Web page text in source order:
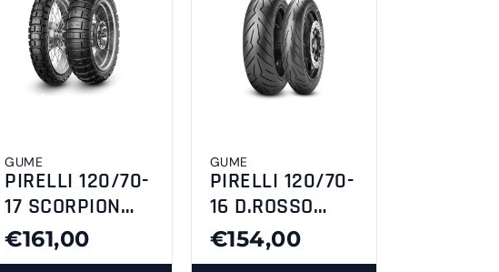
GUME
PIRELLI 120/70-
17 SCORPION
RALLY
€161,00
GUME
PIRELLI 120/70-
16 D.ROSSO
SCOOTER
€154,00